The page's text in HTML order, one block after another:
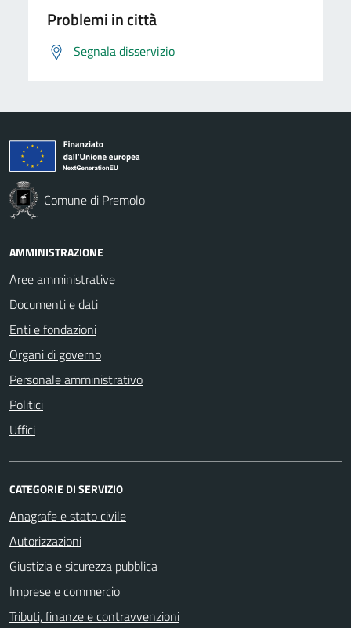
Problemi in città
Segnala disservizio
Comune di Premolo
AMMINISTRAZIONE
Aree amministrative
Documenti e dati
Enti e fondazioni
Organi di governo
Personale amministrativo
Politici
Uffici
CATEGORIE DI SERVIZIO
Anagrafe e stato civile
Autorizzazioni
Giustizia e sicurezza pubblica
Imprese e commercio
Tributi, finanze e contravvenzioni